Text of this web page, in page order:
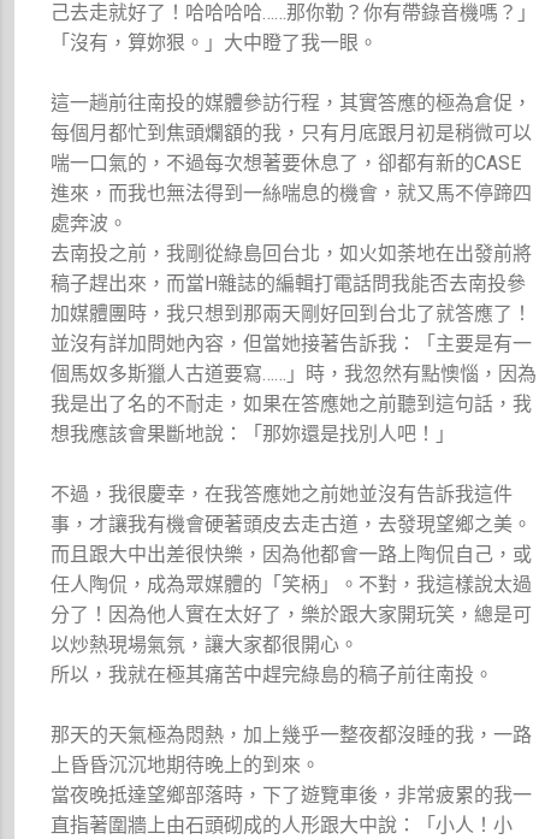
己去走就好了！哈哈哈哈……那你勒？你有帶錄音機嗎？」
「沒有，算妳狠。」大中瞪了我一眼。
這一趟前往南投的媒體參訪行程，其實答應的極為倉促，
每個月都忙到焦頭爛額的我，只有月底跟月初是稍微可以
喘一口氣的，不過每次想著要休息了，卻都有新的CASE
進來，而我也無法得到一絲喘息的機會，就又馬不停蹄四
處奔波。
去南投之前，我剛從綠島回台北，如火如荼地在出發前將
稿子趕出來，而當H雜誌的編輯打電話問我能否去南投參
加媒體團時，我只想到那兩天剛好回到台北了就答應了！
並沒有詳加問她內容，但當她接著告訴我：「主要是有一
個馬奴多斯獵人古道要寫……」時，我忽然有點懊惱，因為
我是出了名的不耐走，如果在答應她之前聽到這句話，我
想我應該會果斷地說：「那妳還是找別人吧！」
不過，我很慶幸，在我答應她之前她並沒有告訴我這件
事，才讓我有機會硬著頭皮去走古道，去發現望鄉之美。
而且跟大中出差很快樂，因為他都會一路上陶侃自己，或
任人陶侃，成為眾媒體的「笑柄」。不對，我這樣說太過
分了！因為他人實在太好了，樂於跟大家開玩笑，總是可
以炒熱現場氣氛，讓大家都很開心。
所以，我就在極其痛苦中趕完綠島的稿子前往南投。
那天的天氣極為悶熱，加上幾乎一整夜都沒睡的我，一路
上昏昏沉沉地期待晚上的到來。
當夜晚抵達望鄉部落時，下了遊覽車後，非常疲累的我一
直指著圍牆上由石頭砌成的人形跟大中說：「小人！小